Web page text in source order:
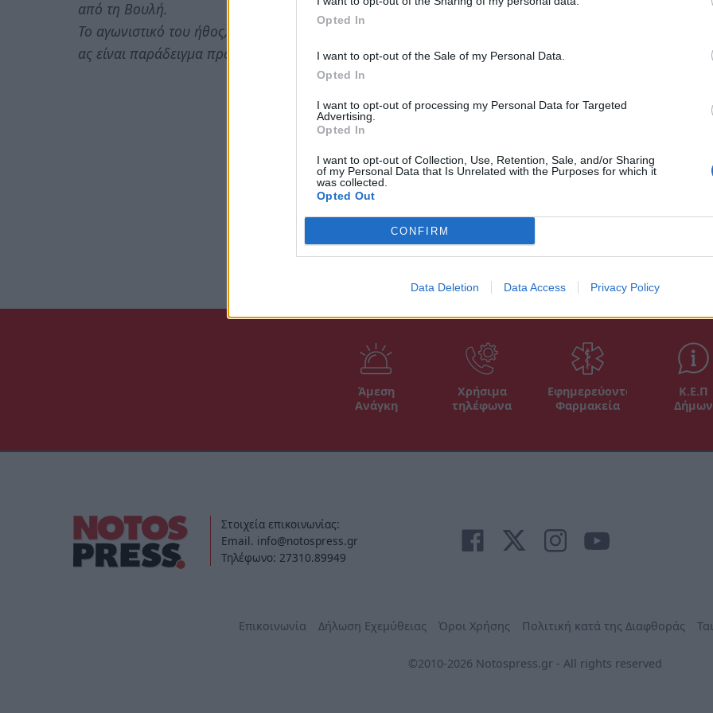
Opted In
I want to opt-out of the Sale of my Personal Data.
Opted In
I want to opt-out of processing my Personal Data for Targeted
Advertising.
Opted In
I want to opt-out of Collection, Use, Retention, Sale, and/or Sharing
of my Personal Data that Is Unrelated with the Purposes for which it
was collected.
Opted Out
CONFIRM
Data Deletion Data Access Privacy Policy
από τη Βουλή.
Το αγωνιστικό του ήθος, η λεβεντιά του, το περίσσευμα της καρδιάς του και ο χαρακτήρας του
ας είναι παράδειγμα προς μίμηση για όλους μας. "
Άμεση
Ανάγκη
Χρήσιμα
τηλέφωνα
Εφημερεύοντα
Φαρμακεία
Κ.Ε.Π
Δήμων
Στοιχεία επικοινωνίας:
Email. info@notospress.gr
Τηλέφωνο: 27310.89949
Επικοινωνία Δήλωση Εχεμύθειας Όροι Χρήσης Πολιτική κατά της Διαφθοράς
©2010-2026 Notospress.gr - All rights reserved